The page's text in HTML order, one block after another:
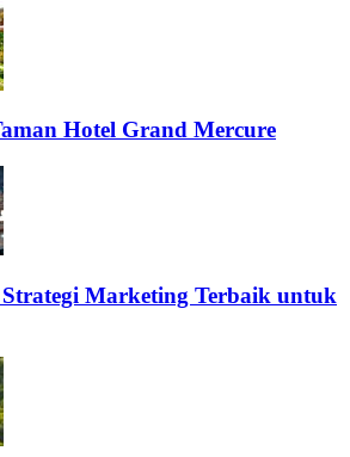
Hotel Grand Mercure
Marketing Terbaik untuk